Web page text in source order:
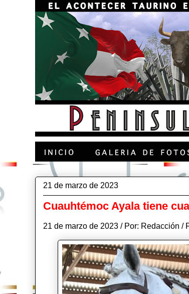
21 de marzo de 2023
Cuauhtémoc Ayala tiene
21 de marzo de 2023 / Por: Redacción /